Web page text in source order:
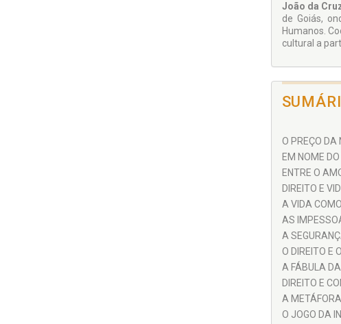
João da
de Goiás,
Humanos.
cultural a
O PREÇO DA
EM NOME
ENTRE O
DIREITO E
A VIDA
AS
A
O DIREITO E
A FÁBULA
DIREITO E
A
O JOGO DA